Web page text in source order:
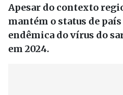
Apesar do contexto
mantém o status de
endêmica do vírus do
em 2024.